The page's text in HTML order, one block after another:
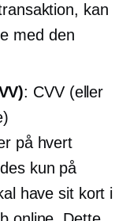
kan
med den
: CVV (eller
på hvert
kun på
have sit kort i